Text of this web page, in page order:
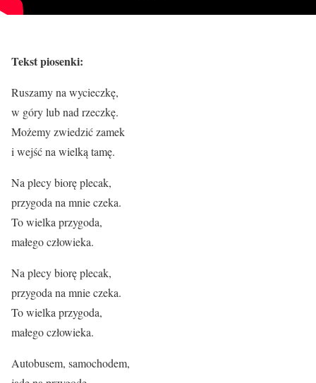
Tekst piosenki:
Ruszamy na wycieczkę,
w góry lub nad rzeczkę.
Możemy zwiedzić zamek
i wejść na wielką tamę.
Na plecy biorę plecak,
przygoda na mnie czeka.
To wielka przygoda,
małego człowieka.
Na plecy biorę plecak,
przygoda na mnie czeka.
To wielka przygoda,
małego człowieka.
Autobusem, samochodem,